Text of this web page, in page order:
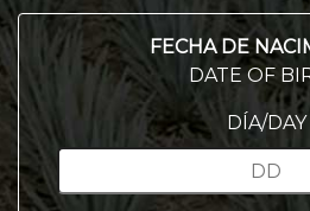
FECHA DE
DATE OF
DÍA/DAY